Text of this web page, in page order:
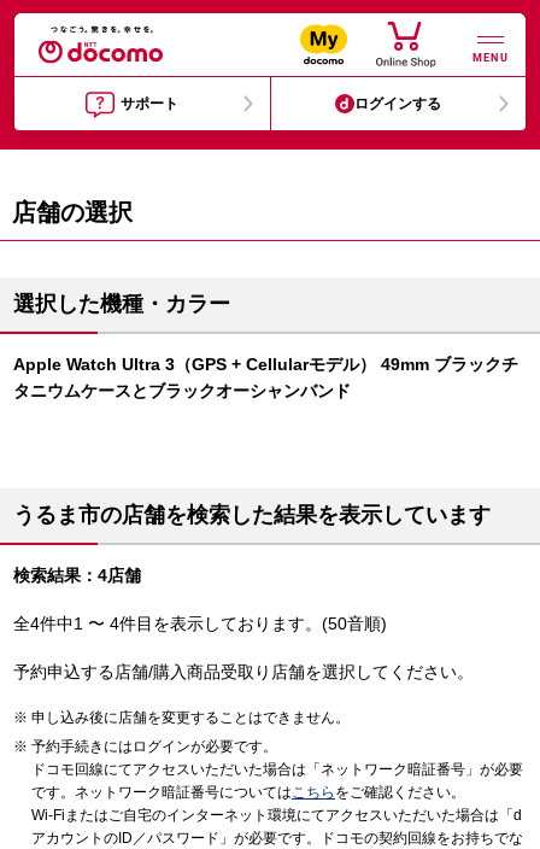
MENU
サポート ログインする
店舗の選択
選択した機種・カラー
Apple Watch Ultra 3（GPS + Cellularモデル） 49mm ブラックチ
タニウムケースとブラックオーシャンバンド
うるま市の店舗を検索した結果を表示しています
検索結果：4店舗
全4件中1 〜 4件目を表示しております。(50音順)
予約申込する店舗/購入商品受取り店舗を選択してください。
申し込み後に店舗を変更することはできません。
予約手続きにはログインが必要です。
ドコモ回線にてアクセスいただいた場合は「ネットワーク暗証番号」が必要
です。ネットワーク暗証番号についてはこちら をご確認ください。
Wi-Fiまたはご自宅のインターネット環境にてアクセスいただいた場合は「d
アカウントのID／パスワード」が必要です。ドコモの契約回線をお持ちでな